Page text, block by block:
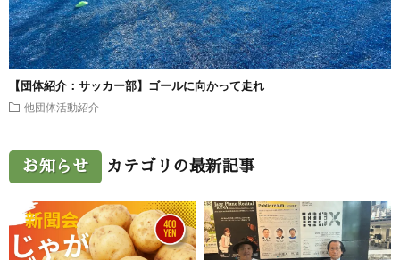
【団体紹介：サッカー部】ゴールに向かって走れ
他団体活動紹介
お知らせ カテゴリの最新記事